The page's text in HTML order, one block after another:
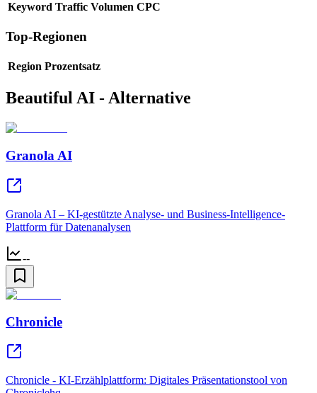
Keyword Traffic Volumen CPC
Top-Regionen
Region Prozentsatz
Beautiful AI - Alternative
Granola AI
Granola AI – KI-gestützte Analyse- und Business-Intelligence-
Plattform für Datenanalysen
--
Chronicle
Chronicle - KI-Erzählplattform: Digitales Präsentationstool von